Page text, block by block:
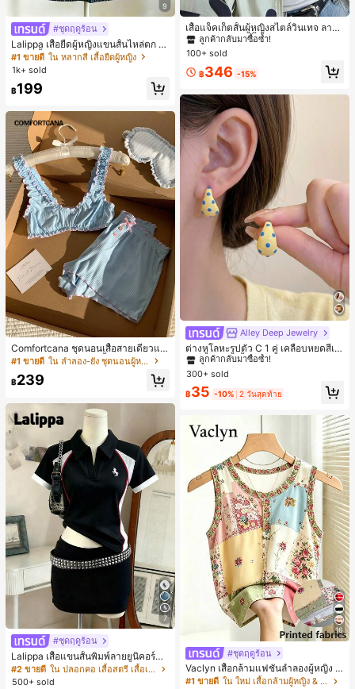
9
#ชุดฤดูร้อน
Lalippa เสื้อยืดผู้หญิงแขนสั้นไหล่ตก ค
อวีปกเสื้อ ลายพิมพ์ดิจิทัลลายทาง สไตล์
สปอร์ตแฟชั่นมินิมอล ของขวัญสำหรับเ
พื่อน
#1 ขายดี ใน หลากสี เสื้อยืดผู้หญิง
1k+ sold
฿199
Comfortcana ชุดนอนเสื้อสายเดี่ยวแต่
งระบายและกางเกงขาสั้นสำหรับผู้หญิง
#1 ขายดี ใน ลำลอง-ยัง ชุดนอนผู้หญิง
฿239
7
#ชุดฤดูร้อน
Lalippa เสื้อแขนสั้นพิมพ์ลายยูนิคอร์นล
ายทางสีตัดกันสำหรับผู้หญิง สไตล์วิทย
าลัย
#2 ขายดี
ใน ปลอกคอ เสื้อสตรี เสื้อเบลาส์ & Tee
500+ sold
เสื้อแจ็คเก็ตสั้นผู้หญิงสไตล์วินเทจ ลายจุ
ดขนาดใหญ่ คอตั้ง เอวเข้ารูป แขนพอง
ทรงหลวม แฟชั่นอเนกประสงค์ สำหรับใ
#1 ขายดี
ใน กระเป๋า เสื้อคลุมลำลอง
ลูกค้ากลับมาซื้อซ้ำ!
#1 ขายดี ใน กระเป๋า เสื้อคลุมลำลอง
ลูกค้ากลับมาซื้อซ้ำ!
#1 ขายดี ใน กระเป๋า เสื้อคลุมลำลอง
ลูกค้ากลับมาซื้อซ้ำ!
#1 ขายดี ใน กระเป๋า เสื้อคลุมลำลอง
100+ sold
฿346 -15%
Alley Deep Jewelry
ต่างหูโลหะรูปตัว C 1 คู่ เคลือบหยดสีเห
ลือง ลายจุดสีน้ำเงิน สไตล์ยุโรปและอเม
ริกัน แฟชั่นส่วนตัว หวานและสง่างาม
สำหรับผู้หญิงและเด็กหญิง สำหรับการเ
ดินทาง งานแต่งงาน ปาร์ตี้ วันเกิด ของ
#1 ขายดี ใน โบโฮ ต่างหูผู้หญิง
ลูกค้ากลับมาซื้อซ้ำ!
เกือบหมดแล้ว!
#1 ขายดี ใน โบโฮ ต่างหูผู้หญิง
ลูกค้ากลับมาซื้อซ้ำ!
เกือบหมดแล้ว!
#1 ขายดี ใน โบโฮ ต่างหูผู้หญิง
ลูกค้ากลับมาซื้อซ้ำ!
เกือบหมดแล้ว!
#1 ขายดี ใน โบโฮ ต่างหูผู้หญิง
300+ sold
฿35 -10% 2 วันสุดท้าย
16
#ชุดฤดูร้อน
Vaclyn เสื้อกล้ามแฟชั่นลำลองผู้หญิง ล
ายแพตช์เวิร์ก แขนกุด คอกลม ติดกระดุ
#1 ขายดี ใน ใหม่ เสื้อกล้ามผู้หญิง & Camis